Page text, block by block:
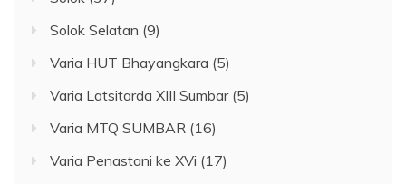
Solok Selatan (9)
Varia HUT Bhayangkara (5)
Varia Latsitarda XIII Sumbar(5)
Varia MTQ SUMBAR (16)
Varia Penastani ke XVi (17)